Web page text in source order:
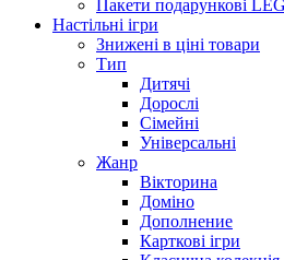
Пакети подарункові
Настільні ігри
Знижені в ціні товари
Тип
Дитячі
Дорослі
Сімейні
Універсальні
Жанр
Вікторина
Доміно
Дополнение
Карткові ігри